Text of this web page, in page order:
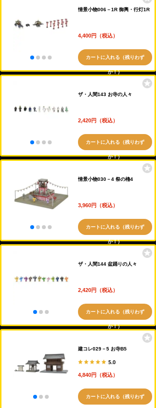
情景小物006－1R 御輿・行灯1R
4,400円（税込）
カートに入れる（残りわず
か！）
ザ・人間143 お寺の人々
2,420円（税込）
カートに入れる（残りわず
か！）
情景小物030－4 祭の櫓4
3,960円（税込）
カートに入れる（残りわず
か！）
ザ・人間144 盆踊りの人々
2,420円（税込）
カートに入れる（残りわず
か！）
建コレ029－5 お寺B5
5.0
4,840円（税込）
カートに入れる（残りわず